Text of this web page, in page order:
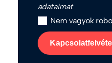
adataimat
Nem vagyok
Kapcsolatfelvétel